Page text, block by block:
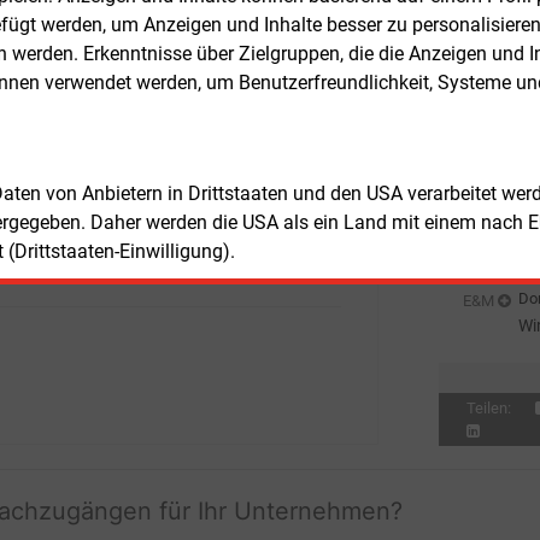
werden, um Anzeigen und Inhalte besser zu
werden. Erkenntnisse über Zielgruppen, die die Anzeigen und
verwendet werden, um Benutzerfreundlichkeit, Systeme
von Anbietern in Drittstaaten und den USA verarbeitet
Daher werden die USA als ein Land mit einem nach
(Drittstaaten-Einwilligung).
effizienter für die
zu nutzen und die
Bilanz durch alternative Ansätze
“ des Instituts für Energie-
(IFEU) kann auf der
Internetseite heruntergeladen werden.
E&M
zu
E&M
E&M
Teilen:
für Ihr Unternehmen?